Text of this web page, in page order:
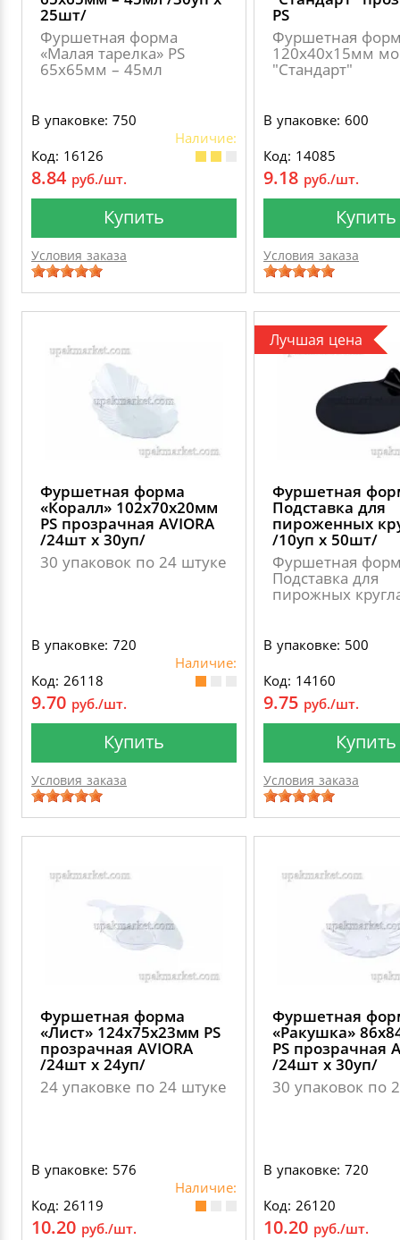
25шт/
Фуршетная форма
«Малая тарелка» PS
65х65мм – 45мл
В упаковке: 750
Наличие:
Код: 16126
8.84 руб./шт.
Купить
Условия заказа
PS
Фуршетная
120х40х15мм
"Стандарт"
В упаковке: 600
Код: 14085
9.18 руб./шт.
Купить
Условия заказа
Фуршетная форма
«Коралл» 102х70х20мм
PS прозрачная AVIORA
/24шт х 30уп/
30 упаковок по 24 штуке
В упаковке: 720
Наличие:
Код: 26118
9.70 руб./шт.
Купить
Условия заказа
Лучшая цена
Фуршетная
Подставка для
пироженных
/10уп х 50шт/
Фуршетная
Подставка для
пирожных
В упаковке: 500
Код: 14160
9.75 руб./шт.
Купить
Условия заказа
Фуршетная форма
«Лист» 124х75х23мм PS
прозрачная AVIORA
/24шт х 24уп/
24 упаковке по 24 штуке
В упаковке: 576
Наличие:
Код: 26119
10.20 руб./шт.
Фуршетная
«Ракушка»
PS прозрачная
/24шт х 30уп/
30 упаковок по
В упаковке: 720
Код: 26120
10.20 руб./шт.